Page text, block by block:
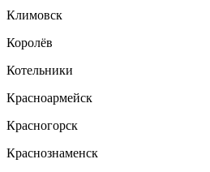
Климовск
Королёв
Котельники
Красноармейск
Красногорск
Краснознаменск